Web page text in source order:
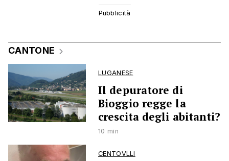
CANTONE
LUGANESE
Il depuratore di
Bioggio regge la
crescita degli abitanti?
10 min
CENTOVLLI